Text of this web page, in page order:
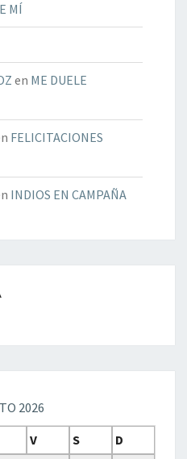
MÍ
en ME DUELE
FELICITACIONES
INDIOS EN CAMPAÑA
2026
V S
D